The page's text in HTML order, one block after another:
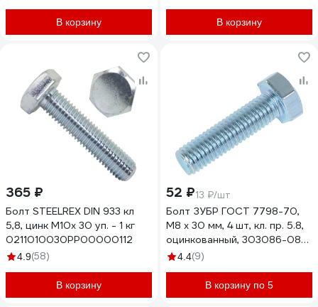
В корзину В корзину
365 ₽
Болт STEELREX DIN 933 кл
5,8, цинк М10х 30 уп. - 1 кг
0211010030PP00000112
4.9(58)
В корзину
52 ₽13 ₽/шт
Болт ЗУБР ГОСТ 7798-70,
M8 x 30 мм, 4 шт, кл. пр. 5.8,
оцинкованный, 303086-08-
030
4.4(9)
В корзину по 5